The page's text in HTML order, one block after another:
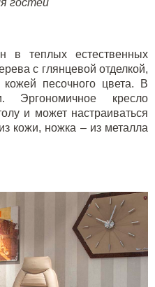
гостей
в теплых естественных
с глянцевой отделкой,
песочного цвета. В
Эргономичное кресло
и может настраиваться
кожи, ножка – из металла